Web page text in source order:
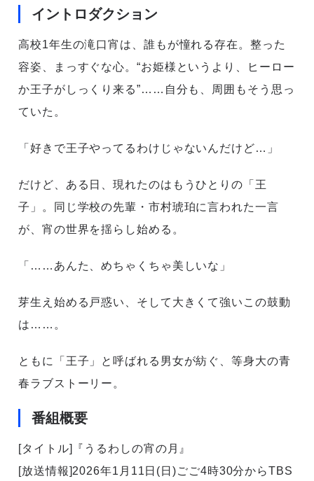
イントロダクション
高校1年生の滝口宵は、誰もが憧れる存在。整った
容姿、まっすぐな心。“お姫様というより、ヒーロー
か王子がしっくり来る”……自分も、周囲もそう思っ
ていた。
「好きで王子やってるわけじゃないんだけど…」
だけど、ある日、現れたのはもうひとりの「王
子」。同じ学校の先輩・市村琥珀に言われた一言
が、宵の世界を揺らし始める。
「……あんた、めちゃくちゃ美しいな」
芽生え始める戸惑い、そして大きくて強いこの鼓動
は……。
ともに「王子」と呼ばれる男女が紡ぐ、等身大の青
春ラブストーリー。
番組概要
[タイトル]『うるわしの宵の月』
[放送情報]2026年1月11日(日)ごご4時30分からTBS